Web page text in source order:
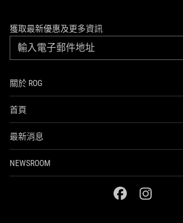
獲取最新優惠及更多資訊
關於 ROG
首頁
最新消息
NEWSROOM
facebookinstagram